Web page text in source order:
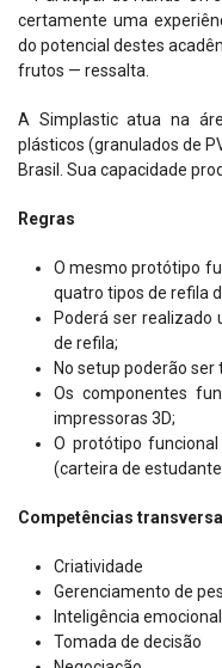
certamente uma
do potencial destes
frutos — ressalta.
A Simplastic atua na
plásticos (granulados de
Brasil. Sua capacidade
Regras
O mesmo protótipo
quatro tipos de refila
Poderá ser realizado
de refila;
No setup poderão
Os componentes
impressoras 3D;
O protótipo
(carteira de
Competências
Criatividade
Gerenciamento de
Inteligência emocional
Tomada de decisão